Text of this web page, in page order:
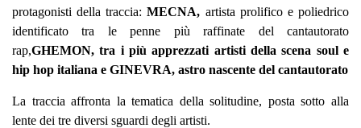
protagonisti della traccia: MECNA, artista prolifico e poliedrico
identificato tra le penne più raffinate del cantautorato
rap,GHEMON,tra i più apprezzati artisti della scena soul e
hip hop italiana e GINEVRA, astro nascente del cantautorato
La traccia affronta la tematica dellasolitudine, posta sotto alla
lente dei tre diversi sguardi degli artisti.